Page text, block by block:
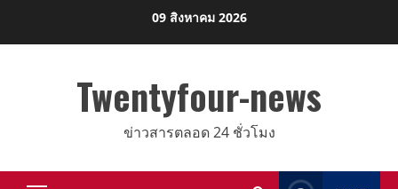
09 สิงหาคม 2026
Twentyfour-news
ข่าวสารตลอด 24 ชั่วโมง